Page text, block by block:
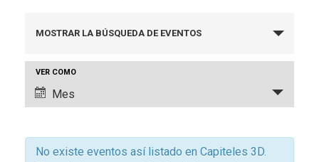
Navegación
de
búsqueda
vistas
MOSTRAR LA BÚSQUEDA DE EVENTOS
Navegación
de
vistas
Evento
VER COMO
Mes
No existe eventos así listado en Capiteles 3D.